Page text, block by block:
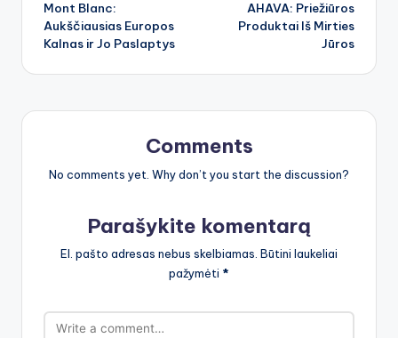
navigation
Mont Blanc:
Aukščiausias Europos
Kalnas ir Jo Paslaptys
AHAVA: Priežiūros
Produktai Iš Mirties
Jūros
Comments
No comments yet. Why don’t you start the discussion?
Parašykite komentarą
El. pašto adresas nebus skelbiamas. Būtini laukeliai
pažymėti *